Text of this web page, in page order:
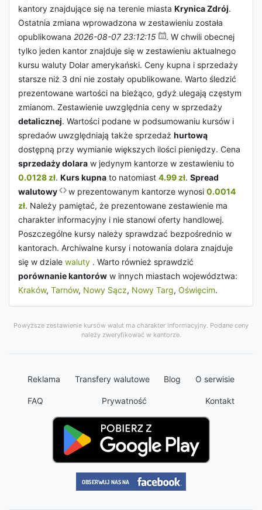
kantory znajdujące się na terenie miasta Krynica Zdrój.
Ostatnia zmiana wprowadzona w zestawieniu została
opublikowana 2026-08-07 23:12:15
. W chwili obecnej
tylko jeden kantor znajduje się w zestawieniu aktualnego
kursu waluty Dolar amerykański. Ceny kupna i sprzedaży
starsze niż 3 dni nie zostały opublikowane. Warto śledzić
prezentowane wartości na bieżąco, gdyż ulegają częstym
zmianom. Zestawienie uwzględnia ceny w sprzedaży
detalicznej. Wartości podane w podsumowaniu kursów i
spredaów uwzględniają także sprzedaż hurtową
dostępną przy wymianie większych ilości pieniędzy. Cena
sprzedaży dolara w jedynym kantorze w zestawieniu to
0.0128 zł. Kurs kupna to natomiast 4.99 zł. Spread
walutowy
w prezentowanym kantorze wynosi 0.0014
zł. Należy pamiętać, że prezentowane zestawienie ma
charakter informacyjny i nie stanowi oferty handlowej.
Poszczególne kursy należy sprawdzać bezpośrednio w
kantorach. Archiwalne kursy i notowania dolara znajduje
się w dziale waluty . Warto również sprawdzić
porównanie kantorów w innych miastach województwa:
Kraków, Tarnów, Nowy Sącz, Nowy Targ, Oświęcim.
Powyższe zestawienie kursów walut ma charakter informacyjny. Podane ceny
należy zweryfikować w kantorze.
Reklama Transfery walutowe Blog O serwisie
FAQ Prywatność Kontakt